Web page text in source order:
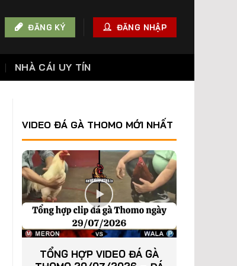
ĐĂNG KÝ ĐĂNG NHẬP
NHÀ CÁI UY TÍN
VIDEO ĐÁ GÀ THOMO MỚI NHẤT
TỔNG HỢP VIDEO ĐÁ GÀ